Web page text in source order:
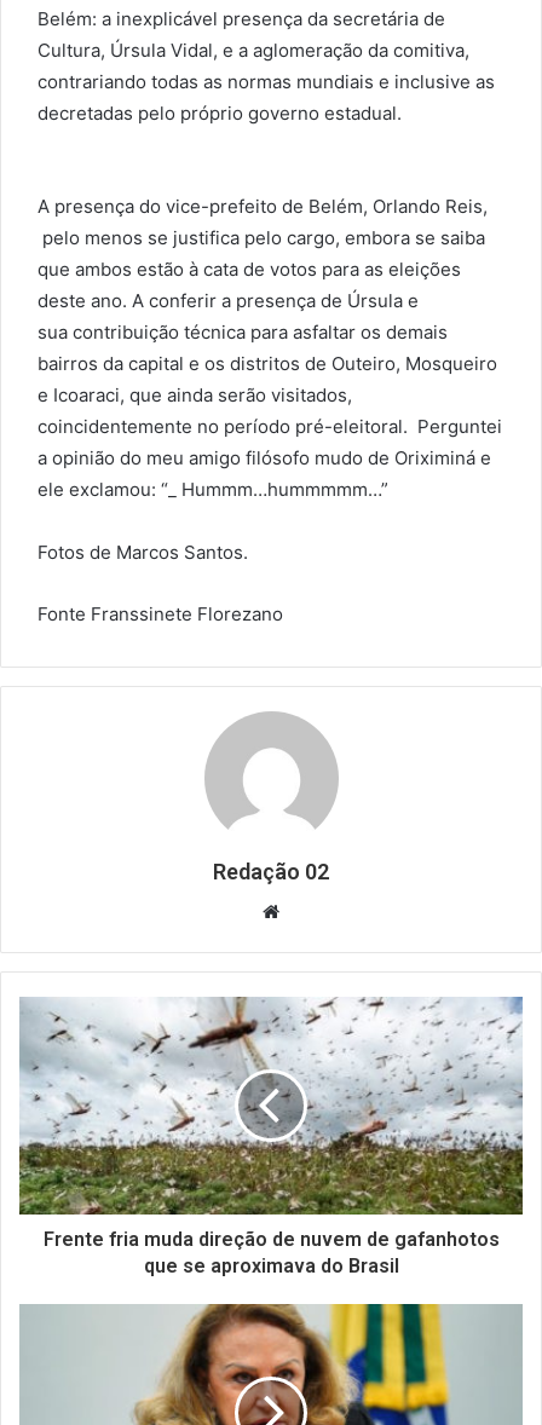
Belém: a inexplicável presença da secretária de
Cultura, Úrsula Vidal, e a aglomeração da comitiva,
contrariando todas as normas mundiais e inclusive as
decretadas pelo próprio governo estadual.
A presença do vice-prefeito de Belém, Orlando Reis,
pelo menos se justifica pelo cargo, embora se saiba
que ambos estão à cata de votos para as eleições
deste ano. A conferir a presença de Úrsula e
sua contribuição técnica para asfaltar os demais
bairros da capital e os distritos de Outeiro, Mosqueiro
e Icoaraci, que ainda serão visitados,
coincidentemente no período pré-eleitoral. Perguntei
a opinião do meu amigo filósofo mudo de Oriximiná e
ele exclamou: “_ Hummm…hummmmm…”
Fotos de Marcos Santos.
Fonte Franssinete Florezano
Redação 02
Website
Frente fria muda direção de nuvem de gafanhotos
que se aproximava do Brasil